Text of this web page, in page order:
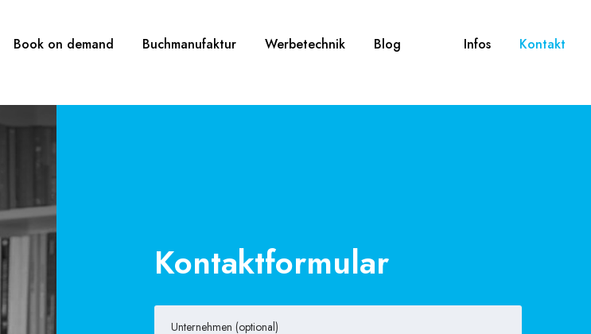
Book on demand Buchmanufaktur Werbetechnik Blog Infos Kontakt
Kontaktformular